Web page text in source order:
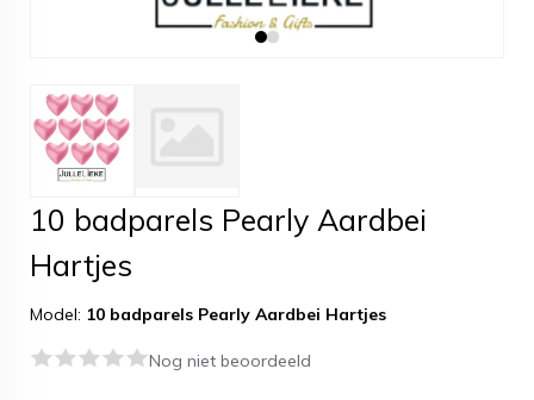
10 badparels Pearly Aardbei
Hartjes
Model: 10 badparels Pearly Aardbei Hartjes
Nog niet beoordeeld